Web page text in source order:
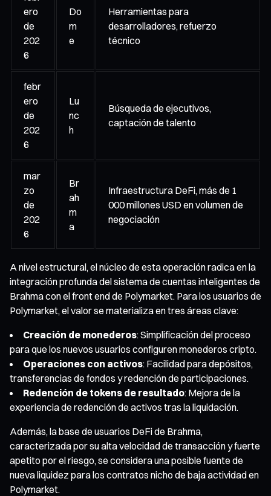
ero
de
202
6
Do
m
e
Herramientas para
desarrolladores, refuerzo
técnico
febr
ero
de
202
6
Lu
nc
h
Búsqueda de ejecutivos,
captación de talento
mar
zo
de
202
6
Br
ah
m
a
Infraestructura DeFi, más de 1
000 millones USD en volumen de
negociación
A nivel estructural, el núcleo de esta operación radica en la
integración profunda del sistema de cuentas inteligentes de
Brahma con el front end de Polymarket. Para los usuarios de
Polymarket, el valor se materializa en tres áreas clave:
Creación de monederos: Simplificación del proceso
para que los nuevos usuarios configuren monederos cripto.
Operaciones con activos: Facilidad para depósitos,
transferencias de fondos y redención de participaciones.
Redención de tokens de resultado: Mejora de la
experiencia de redención de activos tras la liquidación.
Además, la base de usuarios DeFi de Brahma,
caracterizada por su alta velocidad de transacción y fuerte
apetito por el riesgo, se considera una posible fuente de
nueva liquidez para los contratos nicho de baja actividad en
Polymarket.